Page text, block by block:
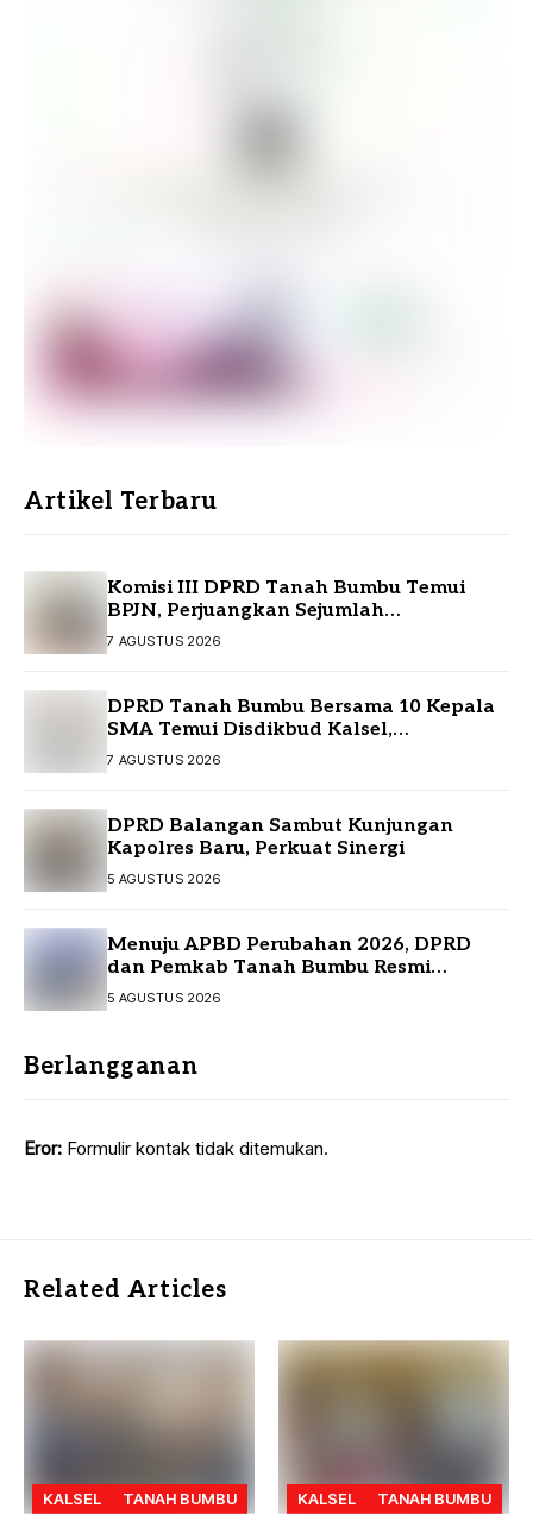
Artikel Terbaru
Komisi III DPRD Tanah Bumbu Temui
BPJN, Perjuangkan Sejumlah
Infrastruktur Strategis
7 AGUSTUS 2026
DPRD Tanah Bumbu Bersama 10 Kepala
SMA Temui Disdikbud Kalsel,
Perjuangkan Kebutuhan Guru dan
7 AGUSTUS 2026
DPRD Balangan Sambut Kunjungan
Kapolres Baru, Perkuat Sinergi
5 AGUSTUS 2026
Menuju APBD Perubahan 2026, DPRD
dan Pemkab Tanah Bumbu Resmi
Sepakati KUA-PPAS
5 AGUSTUS 2026
Berlangganan
Eror: Formulir kontak tidak ditemukan.
Related Articles
KALSEL TANAH BUMBU KALSEL TANAH BUMBU